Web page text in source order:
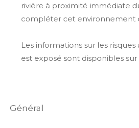
rivière à proximité immédiate
compléter cet environnement
Les informations sur les
est exposé sont disponibles sur
général